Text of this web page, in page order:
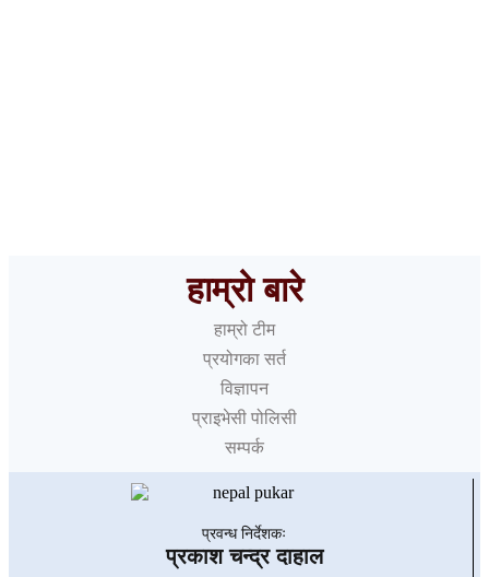
हाम्रो बारे
हाम्रो टीम
प्रयोगका सर्त
विज्ञापन
प्राइभेसी पोलिसी
सम्पर्क
प्रवन्ध निर्देशकः
प्रकाश चन्द्र दाहाल